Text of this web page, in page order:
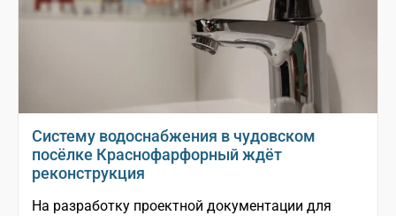
Систему водоснабжения в чудовском
посёлке Краснофарфорный ждёт
реконструкция
На разработку проектной документации для